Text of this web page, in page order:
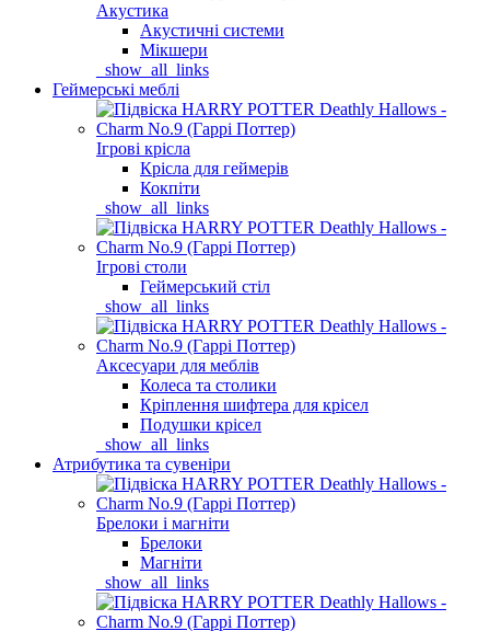
Акустика
Акустичні системи
Мікшери
_show_all_links
Геймерські меблі
Ігрові крісла
Крісла для геймерів
Кокпіти
_show_all_links
Ігрові столи
Геймерський стіл
_show_all_links
Аксесуари для меблів
Колеса та столики
Кріплення шифтера для крісел
Подушки крісел
_show_all_links
Атрибутика та сувеніри
Брелоки і магніти
Брелоки
Магніти
_show_all_links